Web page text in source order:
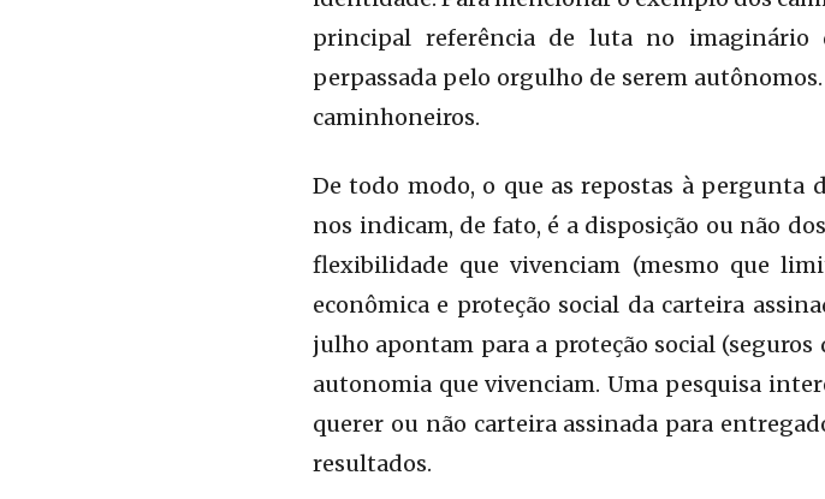
principal referência de luta no imaginário
perpassada pelo orgulho de serem
caminhoneiros.
De todo modo, o que as repostas à pergunta
nos indicam, de fato, é a disposição ou não
flexibilidade que vivenciam (mesmo que
econômica e proteção social da carteira
julho apontam para a proteção social
autonomia que vivenciam. Uma pesquisa
querer ou não carteira assinada para
resultados.